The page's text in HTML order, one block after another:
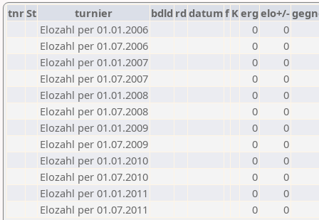
tnrSt turnier bdld rd datumf Kerg elo+/-
Elozahl per 01.01.2006
0
0
Elozahl per 01.07.2006
0
0
Elozahl per 01.01.2007
0
0
Elozahl per 01.07.2007
0
0
Elozahl per 01.01.2008
0
0
Elozahl per 01.07.2008
0
0
Elozahl per 01.01.2009
0
0
Elozahl per 01.07.2009
0
0
Elozahl per 01.01.2010
0
0
Elozahl per 01.07.2010
0
0
Elozahl per 01.01.2011
0
0
Elozahl per 01.07.2011
0 0